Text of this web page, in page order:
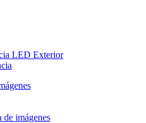
LED Exterior
de imágenes